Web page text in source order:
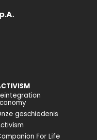
geschiedenis
For Life